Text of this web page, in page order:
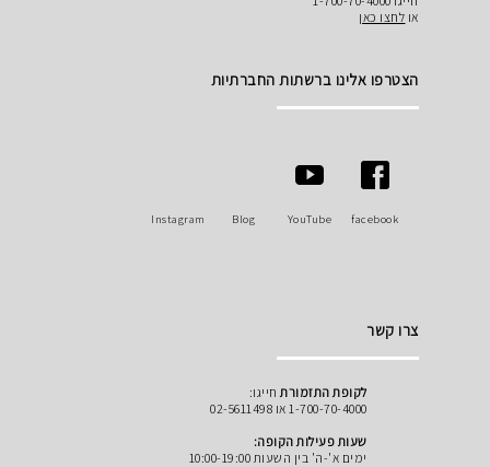
לחצו כאן
הצטרפו אלינו ברשתות החברתיות
YouTube
Blog
Instagram
לקופת התזמורתחייגו:
1-700-70-4000 או 02-5611498
שעות פעילות הקופה:
ימים א'-ה' בין השעות 10:00-19:00